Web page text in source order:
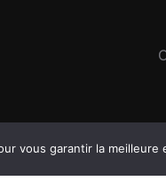
vous garantir la